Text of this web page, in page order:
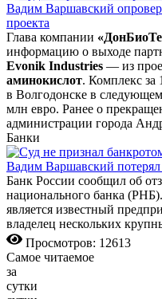
Вадим Варшавский
проекта
Глава компании
информацию о выходе
Evonik Industries — из
аминокислот. Комплекс за
в Волгодонске в
млн евро. Ранее о
администрации города
Банки
Вадим Варшавский
Банк России сообщил об
национального банка
является известный
владелец нескольких
Просмотров: 12613
Самое читаемое
за
сутки